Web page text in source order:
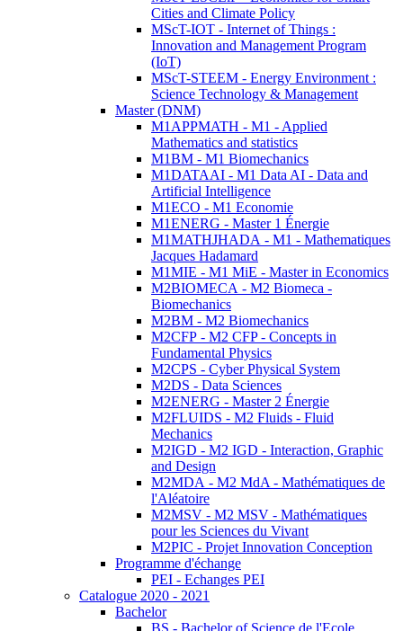
Cities and Climate Policy
MScT-IOT - Internet of Things :
Innovation and Management Program
(IoT)
MScT-STEEM - Energy Environment :
Science Technology & Management
Master (DNM)
M1APPMATH - M1 - Applied
Mathematics and statistics
M1BM - M1 Biomechanics
M1DATAAI - M1 Data AI - Data and
Artificial Intelligence
M1ECO - M1 Economie
M1ENERG - Master 1 Énergie
M1MATHJHADA - M1 - Mathematiques
Jacques Hadamard
M1MIE - M1 MiE - Master in Economics
M2BIOMECA - M2 Biomeca -
Biomechanics
M2BM - M2 Biomechanics
M2CFP - M2 CFP - Concepts in
Fundamental Physics
M2CPS - Cyber Physical System
M2DS - Data Sciences
M2ENERG - Master 2 Énergie
M2FLUIDS - M2 Fluids - Fluid
Mechanics
M2IGD - M2 IGD - Interaction, Graphic
and Design
M2MDA - M2 MdA - Mathématiques de
l'Aléatoire
M2MSV - M2 MSV - Mathématiques
pour les Sciences du Vivant
M2PIC - Projet Innovation Conception
Programme d'échange
PEI - Echanges PEI
Catalogue 2020 - 2021
Bachelor
BS - Bachelor of Science de l'Ecole